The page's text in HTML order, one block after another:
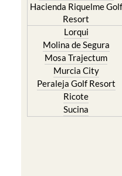
Hacienda Riquelme Golf
Resort
Lorqui
Molina de Segura
Mosa Trajectum
Murcia City
Peraleja Golf Resort
Ricote
Sucina